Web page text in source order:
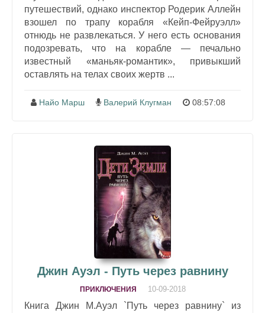
путешествий, однако инспектор Родерик Аллейн
взошел по трапу корабля «Кейп-Фейруэлл»
отнюдь не развлекаться. У него есть основания
подозревать, что на корабле — печально
известный «маньяк-романтик», привыкший
оставлять на телах своих жертв ...
Найо Марш Валерий Клугман 08:57:08
Джин Ауэл - Путь через равнину
ПРИКЛЮЧЕНИЯ 10-09-2018
Книга Джин М.Ауэл `Путь через равнину` из